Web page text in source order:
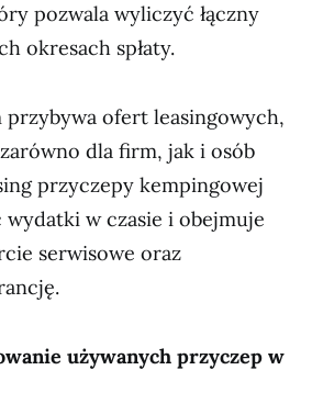
pozwala wyliczyć łączny
okresach spłaty.
przybywa ofert leasingowych,
dla firm, jak i osób
przyczepy kempingowej
wydatki w czasie i obejmuje
serwisowe oraz
używanych przyczep w